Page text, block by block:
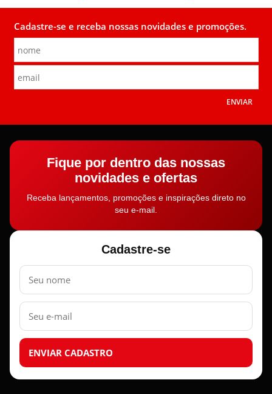
Cadastre-se e receba nossas novidades e promoções.
ENVIAR
Fique por dentro das nossas
novidades e ofertas
Receba lançamentos, promoções e inspirações direto no
seu e-mail.
Cadastre-se
Nome
E-
mail
ENVIAR CADASTRO